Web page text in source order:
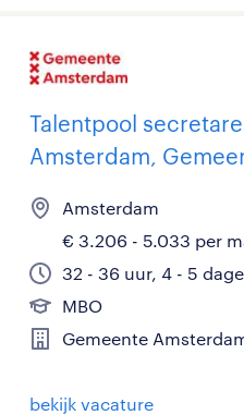
Talentpool
Amsterdam,
Amsterdam
€ 3.206 - 5.033 per
32 - 36 uur, 4 - 5
MBO
Gemeente
bekijk vacature